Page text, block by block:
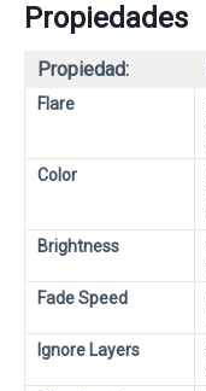
Propiedades
Propiedad:
Flare
Color
Brightness
Fade Speed
Ignore Layers